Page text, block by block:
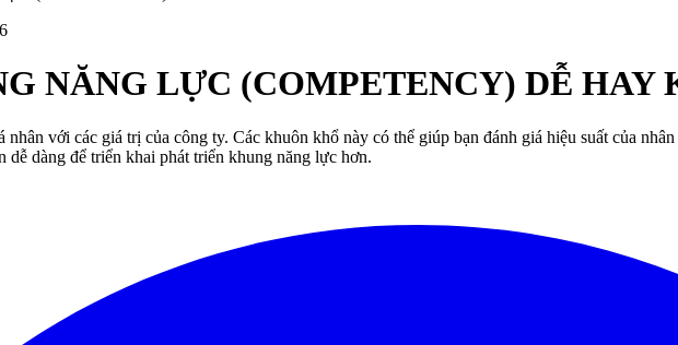
NĂNG LỰC (COMPETENCY) DỄ HAY
với các giá trị của công ty. Các khuôn khổ này có thể giúp bạn đánh giá hiệu suất của
dàng để triển khai phát triển khung năng lực hơn.